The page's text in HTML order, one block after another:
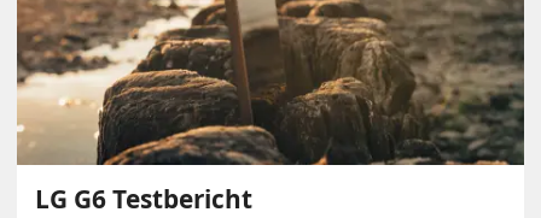
LG G6 Testbericht